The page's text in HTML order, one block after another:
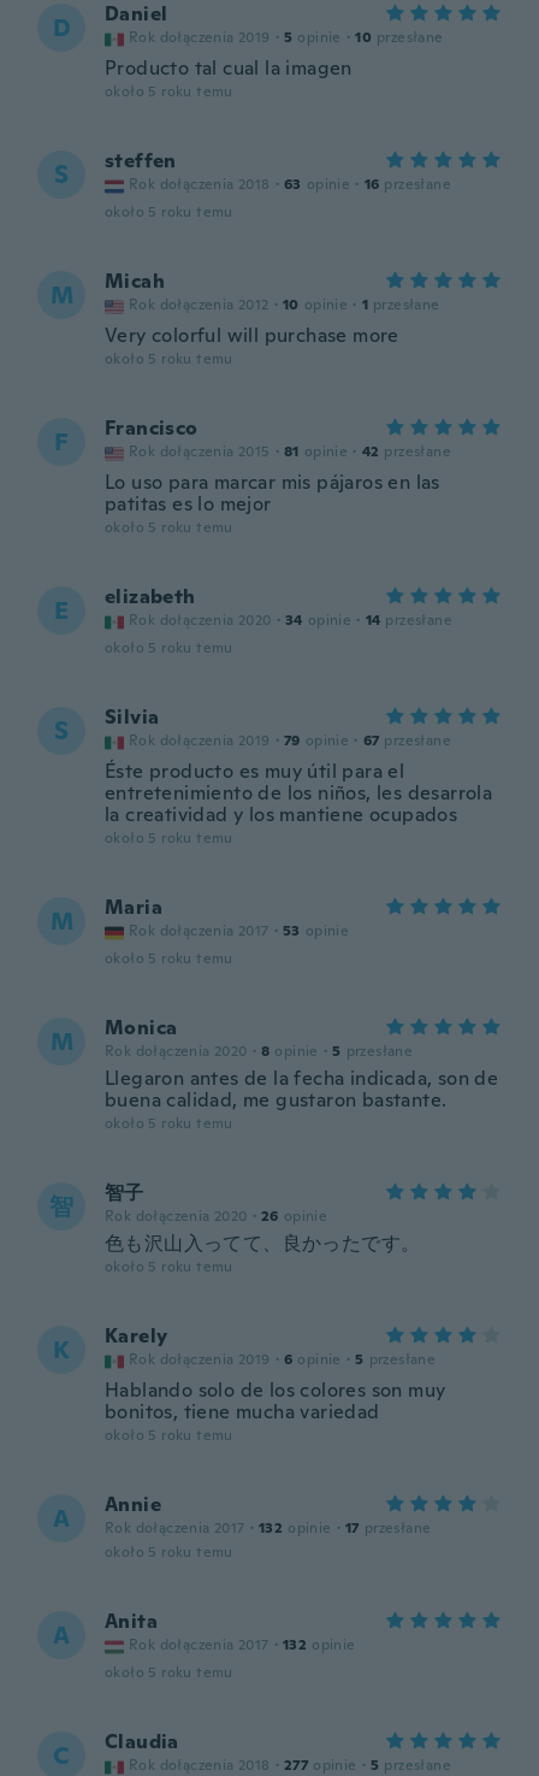
D Daniel
Rok dołączenia 2019 · 5 opinie · 10 przesłane
Producto tal cual la imagen
około 5 roku temu
S steffen
Rok dołączenia 2018 · 63 opinie · 16 przesłane
około 5 roku temu
M Micah
Rok dołączenia 2012 · 10 opinie · 1 przesłane
Very colorful will purchase more
około 5 roku temu
F Francisco
Rok dołączenia 2015 · 81 opinie · 42 przesłane
Lo uso para marcar mis pájaros en las
patitas es lo mejor
około 5 roku temu
E elizabeth
Rok dołączenia 2020 · 34 opinie · 14 przesłane
około 5 roku temu
S Silvia
Rok dołączenia 2019 · 79 opinie · 67 przesłane
Éste producto es muy útil para el
entretenimiento de los niños, les desarrola
la creatividad y los mantiene ocupados
około 5 roku temu
M Maria
Rok dołączenia 2017 · 53 opinie
około 5 roku temu
M Monica
Rok dołączenia 2020 · 8 opinie · 5 przesłane
Llegaron antes de la fecha indicada, son de
buena calidad, me gustaron bastante.
około 5 roku temu
智 智子
Rok dołączenia 2020 · 26 opinie
色も沢山入ってて、良かったです。
około 5 roku temu
K Karely
Rok dołączenia 2019 · 6 opinie · 5 przesłane
Hablando solo de los colores son muy
bonitos, tiene mucha variedad
około 5 roku temu
A Annie
Rok dołączenia 2017 · 132 opinie · 17 przesłane
około 5 roku temu
A Anita
Rok dołączenia 2017 · 132 opinie
około 5 roku temu
C Claudia
Rok dołączenia 2018 · 277 opinie · 5 przesłane